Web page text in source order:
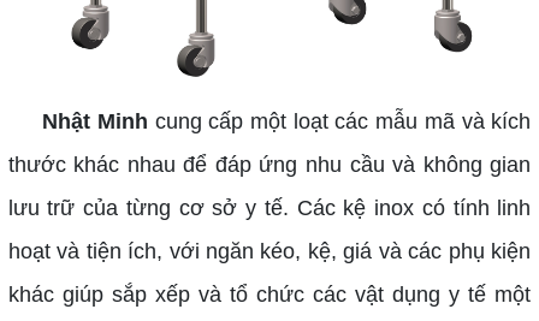
Nhật Minh cung cấp một loạt các mẫu mã và kích
thước khác nhau để đáp ứng nhu cầu và không gian
lưu trữ của từng cơ sở y tế. Các kệ inox có tính linh
hoạt và tiện ích, với ngăn kéo, kệ, giá và các phụ kiện
khác giúp sắp xếp và tổ chức các vật dụng y tế một